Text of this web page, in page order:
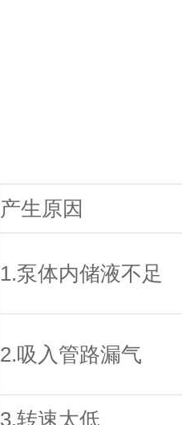
产生原因
1.泵体内储液不足
2.吸入管路漏气
3.转速太低